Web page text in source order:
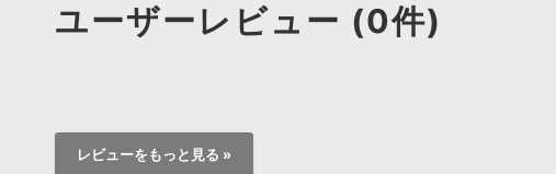
ユーザーレビュー (0件)
レビューをもっと見る »